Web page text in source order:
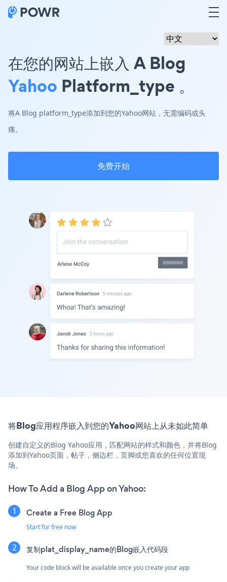
在您的网站上嵌入 A Blog
Yahoo Platform_type 。
将A Blog platform_type添加到您的Yahoo网站，无需编码或头
痛。
免费开始
将Blog应用程序嵌入到您的Yahoo网站上从未如此简单
创建自定义的Blog Yahoo应用，匹配网站的样式和颜色，并将Blog
添加到Yahoo页面，帖子，侧边栏，页脚或您喜欢的任何位置现
场。
How To Add a Blog App on Yahoo:
Create a Free Blog App
Start for free now
复制plat_display_name的Blog嵌入代码段
Your code block will be available once you create your app